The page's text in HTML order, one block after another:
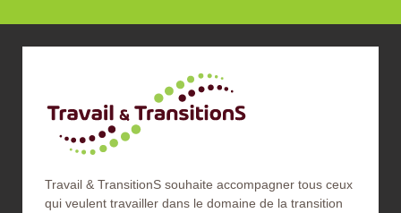
Travail & TransitionS souhaite accompagner tous ceux
qui veulent travailler dans le domaine de la transition